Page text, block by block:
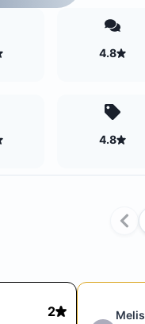
4.8
4.8
2